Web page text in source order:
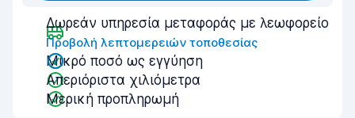
Δωρεάν υπηρεσία μεταφοράς με λεωφορείο
Προβολή λεπτομερειών τοποθεσίας
Μικρό ποσό ως εγγύηση
Απεριόριστα χιλιόμετρα
Μερική προπληρωμή